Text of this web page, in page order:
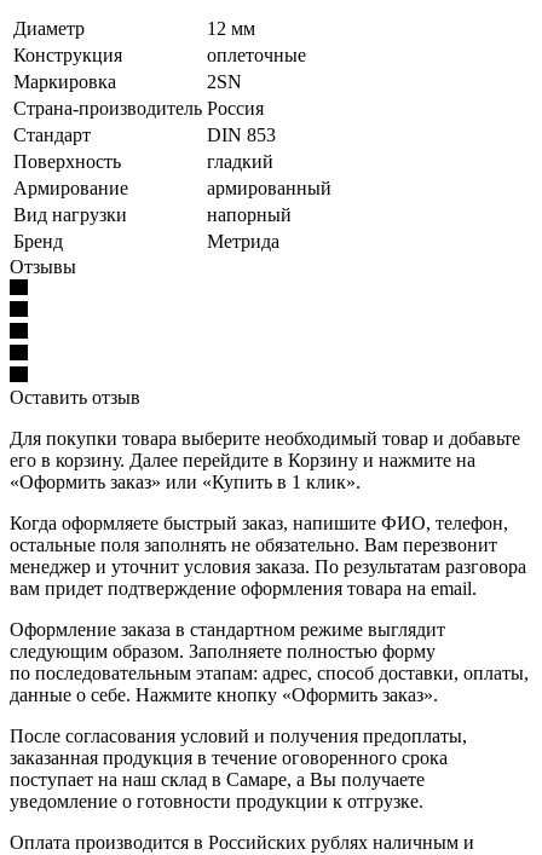
Диаметр
12 мм
Конструкция
оплеточные
Маркировка
2SN
Страна-производитель Россия
Стандарт
DIN 853
Поверхность
гладкий
Армирование
армированный
Вид нагрузки
напорный
Бренд
Метрида
Отзывы
Оставить отзыв
Для покупки товара выберите необходимый товар и добавьте
его в корзину. Далее перейдите в Корзину и нажмите на
«Оформить заказ» или «Купить в 1 клик».
Когда оформляете быстрый заказ, напишите ФИО, телефон,
остальные поля заполнять не обязательно. Вам перезвонит
менеджер и уточнит условия заказа. По результатам разговора
вам придет подтверждение оформления товара на email.
Оформление заказа в стандартном режиме выглядит
следующим образом. Заполняете полностью форму
по последовательным этапам: адрес, способ доставки, оплаты,
данные о себе. Нажмите кнопку «Оформить заказ».
После согласования условий и получения предоплаты,
заказанная продукция в течение оговоренного срока
поступает на наш склад в Самаре, а Вы получаете
уведомление о готовности продукции к отгрузке.
Оплата производится в Российских рублях наличным и